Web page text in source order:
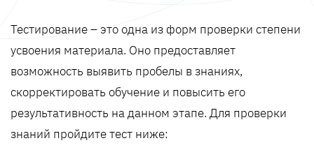
Тестирование – это одна из форм проверки степени
усвоения материала. Оно предоставляет
возможность выявить пробелы в знаниях,
скорректировать обучение и повысить его
результативность на данном этапе. Для проверки
знаний пройдите тест ниже: